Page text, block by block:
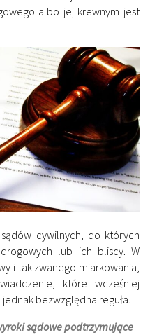
albo jej krewnym jest
cywilnych, do których
lub ich bliscy. W
i tak zwanego miarkowania,
które wcześniej
bezwzględna reguła.
sądowe podtrzymujące